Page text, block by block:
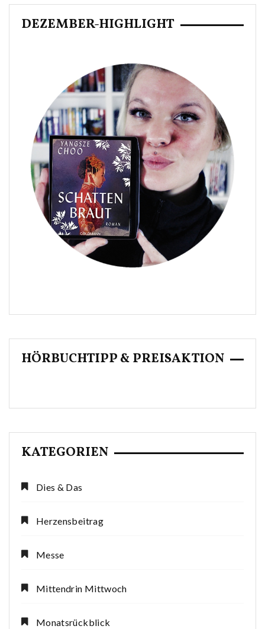
DEZEMBER-HIGHLIGHT
HÖRBUCHTIPP & PREISAKTION
KATEGORIEN
Dies & Das
Herzensbeitrag
Messe
Mittendrin Mittwoch
Monatsrückblick